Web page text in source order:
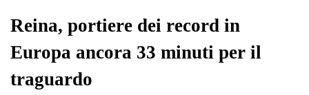
pp m
di
Reina, portiere dei record in
Europa ancora 33 minuti per il
traguardo